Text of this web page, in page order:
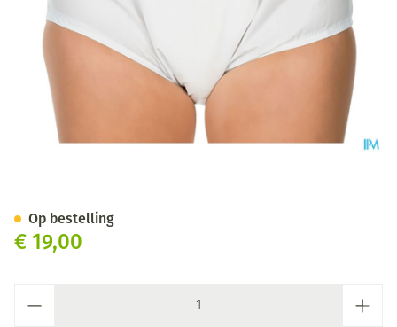
€ 19,00
Op bestelling